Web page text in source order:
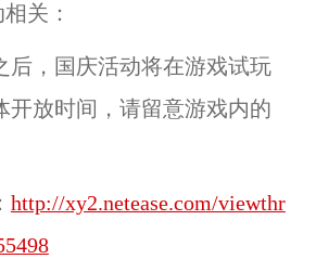
关：
， 国庆活动将在游戏试玩
开放时间，请留意游戏内的
http://xy2.netease.com/viewthr